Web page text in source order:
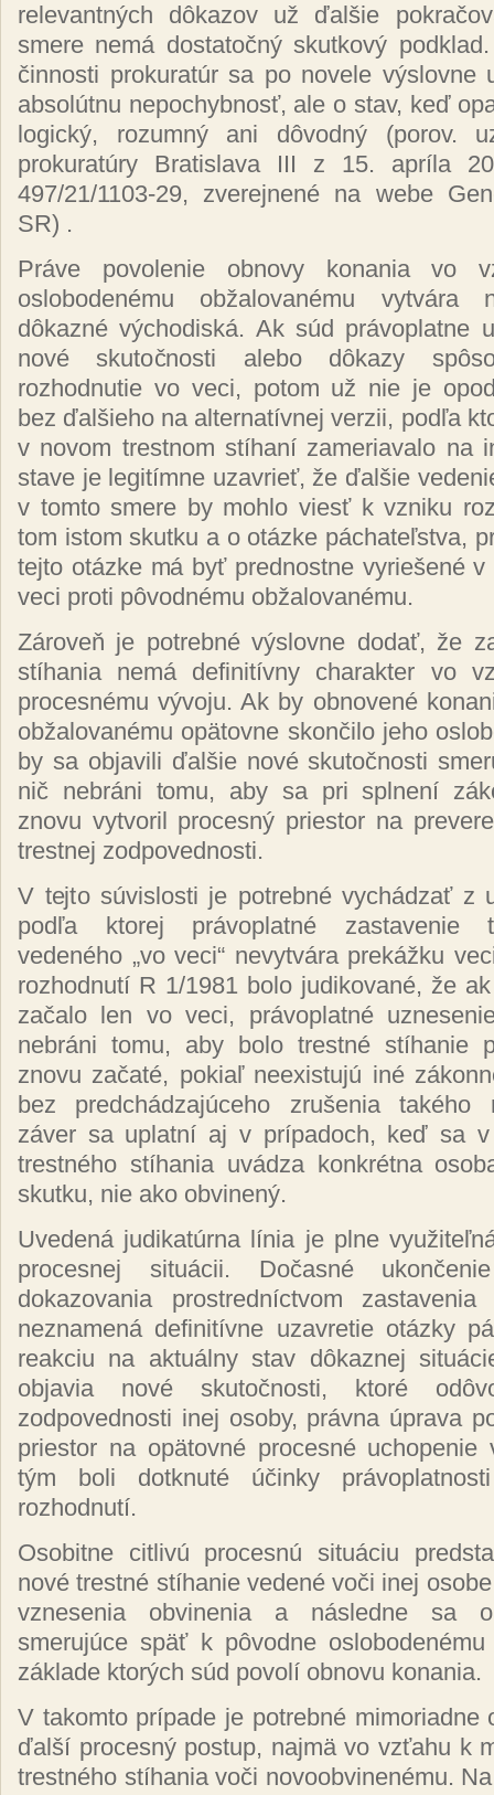
relevantných dôkazov už ďalšie
smere nemá dostatočný skutkový
činnosti prokuratúr sa po novele výslovne
absolútnu nepochybnosť, ale o stav, keď
logický, rozumný ani dôvodný (porov.
prokuratúry Bratislava III z 15. apríla
497/21/1103-29, zverejnené na webe
SR) .
Práve povolenie obnovy konania vo
oslobodenému obžalovanému
dôkazné východiská. Ak súd právoplatne
nové skutočnosti alebo dôkazy
rozhodnutie vo veci, potom už nie je
bez ďalšieho na alternatívnej verzii, podľa
v novom trestnom stíhaní zameriavalo na
stave je legitímne uzavrieť, že ďalšie
v tomto smere by mohlo viesť k vzniku
tom istom skutku a o otázke páchateľstva,
tejto otázke má byť prednostne vyriešené v
veci proti pôvodnému obžalovanému.
Zároveň je potrebné výslovne dodať, že
stíhania nemá definitívny charakter vo
procesnému vývoju. Ak by obnovené
obžalovanému opätovne skončilo jeho
by sa objavili ďalšie nové skutočnosti
nič nebráni tomu, aby sa pri splnení
znovu vytvoril procesný priestor na
trestnej zodpovednosti.
V tejto súvislosti je potrebné vychádzať z
podľa ktorej právoplatné zastavenie
vedeného „vo veci“ nevytvára prekážku
rozhodnutí R 1/1981 bolo judikované, že
začalo len vo veci, právoplatné
nebráni tomu, aby bolo trestné stíhanie
znovu začaté, pokiaľ neexistujú iné
bez predchádzajúceho zrušenia takého
záver sa uplatní aj v prípadoch, keď sa
trestného stíhania uvádza konkrétna
skutku, nie ako obvinený.
Uvedená judikatúrna línia je plne
procesnej situácii. Dočasné
dokazovania prostredníctvom
neznamená definitívne uzavretie otázky
reakciu na aktuálny stav dôkaznej
objavia nové skutočnosti, ktoré
zodpovednosti inej osoby, právna úprava
priestor na opätovné procesné
tým boli dotknuté účinky právoplatnosti
rozhodnutí.
Osobitne citlivú procesnú situáciu
nové trestné stíhanie vedené voči inej
vznesenia obvinenia a následne sa
smerujúce späť k pôvodne
základe ktorých súd povolí obnovu konania.
V takomto prípade je potrebné mimoriadne
ďalší procesný postup, najmä vo vzťahu k
trestného stíhania voči novoobvinenému.